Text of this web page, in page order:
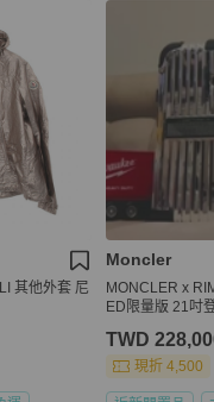
其他外套 尼
Moncler
MONCLER x
ED限量版 21吋
TWD
現折 4,500